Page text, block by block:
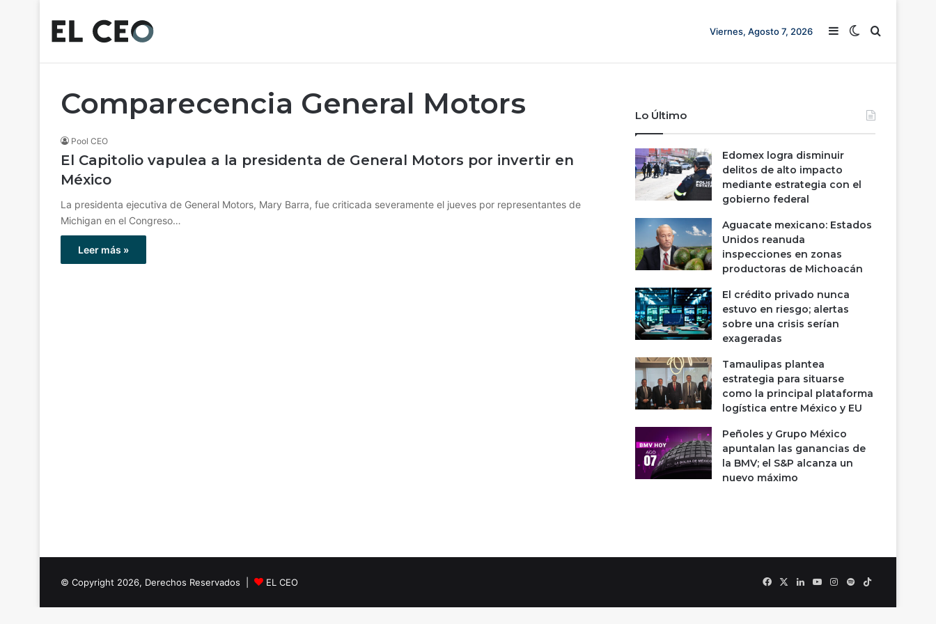
Viernes, Agosto 7, 2026 Barra lateral
Switch skin
Buscar
Comparecencia General Motors
Pool CEO
El Capitolio vapulea a la presidenta de General Motors por invertir en
México
La presidenta ejecutiva de General Motors, Mary Barra, fue criticada severamente el jueves por representantes de
Michigan en el Congreso…
Leer más »
Lo Último
Edomex logra disminuir
delitos de alto impacto
mediante estrategia con el
gobierno federal
Aguacate mexicano: Estados
Unidos reanuda
inspecciones en zonas
productoras de Michoacán
El crédito privado nunca
estuvo en riesgo; alertas
sobre una crisis serían
exageradas
Tamaulipas plantea
estrategia para situarse
como la principal plataforma
logística entre México y EU
Peñoles y Grupo México
apuntalan las ganancias de
la BMV; el S&P alcanza un
nuevo máximo
© Copyright 2026, Derechos Reservados | EL CEO FacebookLinkedInYouTubeInstagram
SpotifyTikTok